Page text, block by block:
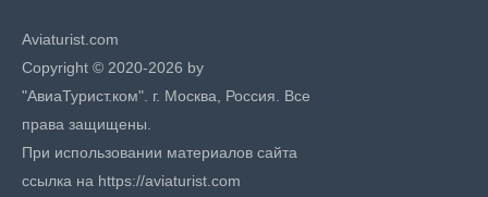
Aviaturist.com
Copyright © 2020-2026 by
"АвиаТурист.ком". г. Москва, Россия. Все
права защищены.
При использовании материалов сайта
ссылка на https://aviaturist.com